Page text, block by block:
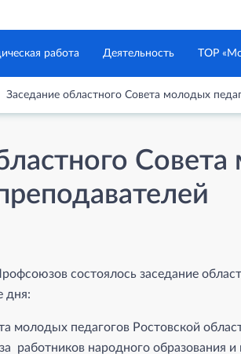
работа Деятельность ТОР
Заседание областного Совета молодых
состоялось заседание
дня:
молодых педагогов Ростовской
работников народного образования